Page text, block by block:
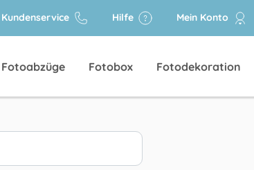
Kundenservice Hilfe Mein Konto
Fotoabzüge Fotobox Fotodekoration